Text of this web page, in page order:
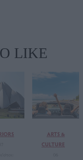
LIKE
ARTS &
CULTURE